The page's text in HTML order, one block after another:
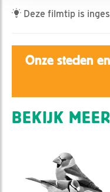
Deze filmtip is
Onze steden
BEKIJK